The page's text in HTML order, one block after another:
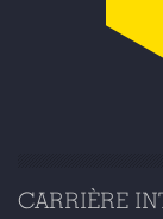
CARRIÈRE